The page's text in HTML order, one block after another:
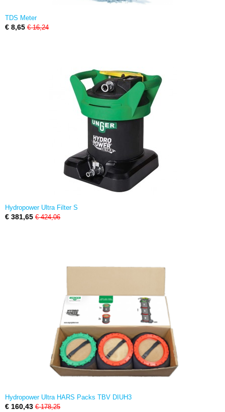
TDS Meter
€ 8,65 € 16,24
Hydropower Ultra Filter S
€ 381,65 € 424,06
Hydropower Ultra HARS Packs TBV DIUH3
€ 160,43 € 178,25